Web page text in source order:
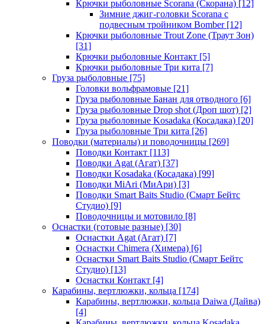
Крючки рыболовные Scorana (Скорана) [12]
Зимние джиг-головки Scorana с
подвесным тройником Bomber[12]
Крючки рыболовные Trout Zone (Траут Зон)
[31]
Крючки рыболовные Контакт [5]
Крючки рыболовные Три кита [7]
Груза рыболовные [75]
Головки вольфрамовые [21]
Груза рыболовные Банан для отводного [6]
Груза рыболовные Drop shot (Дроп шот) [2]
Груза рыболовные Kosadaka (Косадака) [20]
Груза рыболовные Три кита [26]
Поводки (материалы) и поводочницы [269]
Поводки Контакт [113]
Поводки Agat (Агат) [37]
Поводки Kosadaka (Косадака) [99]
Поводки MiAri (МиАри) [3]
Поводки Smart Baits Studio (Смарт Бейтс
Студио) [9]
Поводочницы и мотовило [8]
Оснастки (готовые разные) [30]
Оснастки Agat (Агат) [7]
Оснастки Chimera (Химера) [6]
Оснастки Smart Baits Studio (Смарт Бейтс
Студио) [13]
Оснастки Контакт [4]
Карабины, вертлюжки, кольца [174]
Карабины, вертлюжки, кольца Daiwa (Дайва)
[4]